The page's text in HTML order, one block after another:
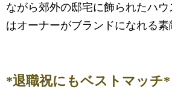
ながら郊外の邸宅に飾られたハ
はオーナーがブランドになれる素
*退職祝にもベストマッチ*